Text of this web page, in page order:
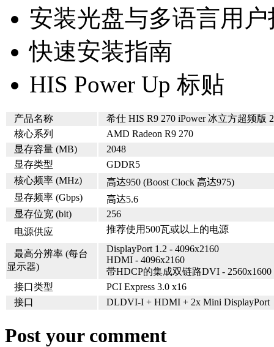
安装光盘与多语言用户
快速安装指南
HIS Power Up 标贴
产品名称
希仕 HIS R9 270 iPower 冰立方超频版
核心系列
AMD Radeon R9 270
显存容量 (MB)
2048
显存类型
GDDR5
核心频率 (MHz)
高达950 (Boost Clock 高达975)
显存频率 (Gbps)
高达5.6
显存位宽 (bit)
256
电源供应
推荐使用500瓦或以上的电源
最高分辨率 (每台
显示器)
DisplayPort 1.2 - 4096x2160
HDMI - 4096x2160
带HDCP的集成双链路DVI - 2560x1600
接口类型
PCI Express 3.0 x16
接口
DLDVI-I + HDMI + 2x Mini DisplayPort
Post your comment